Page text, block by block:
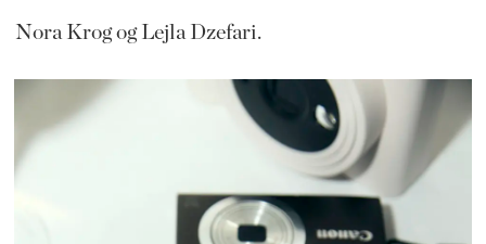
Nora Krog og Lejla Dzefari.